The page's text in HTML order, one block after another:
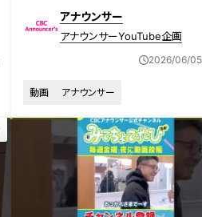
アナウンサー
アナウンサーYouTube企画
2026/06/05
動画 アナウンサー